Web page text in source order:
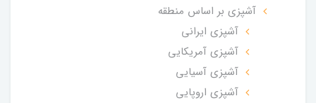
آشپزی بر اساس منطقه
آشپزی ایرانی
آشپزی آمریکایی
آشپزی آسیایی
آشپزی اروپایی